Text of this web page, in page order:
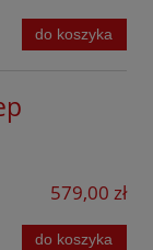
do koszyka
579,00 zł
do koszyka